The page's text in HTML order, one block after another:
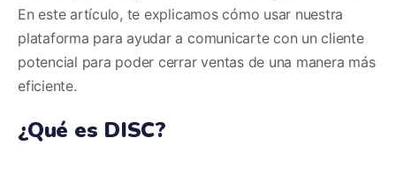
En este artículo, te explicamos cómo usar nuestra
plataforma para ayudar a comunicarte con un cliente
potencial para poder cerrar ventas de una manera más
eficiente.
¿Qué es DISC?